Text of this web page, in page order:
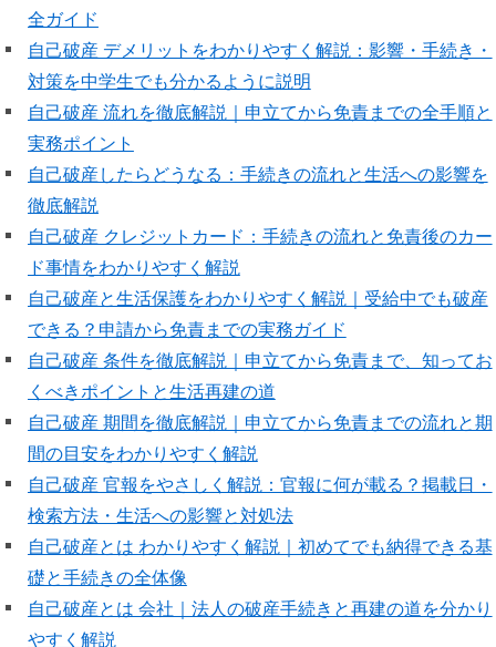
全ガイド
自己破産 デメリットをわかりやすく解説：影響・手続き・
対策を中学生でも分かるように説明
自己破産 流れを徹底解説｜申立てから免責までの全手順と
実務ポイント
自己破産したらどうなる：手続きの流れと生活への影響を
徹底解説
自己破産 クレジットカード：手続きの流れと免責後のカー
ド事情をわかりやすく解説
自己破産と生活保護をわかりやすく解説｜受給中でも破産
できる？申請から免責までの実務ガイド
自己破産 条件を徹底解説｜申立てから免責まで、知ってお
くべきポイントと生活再建の道
自己破産 期間を徹底解説｜申立てから免責までの流れと期
間の目安をわかりやすく解説
自己破産 官報をやさしく解説：官報に何が載る？掲載日・
検索方法・生活への影響と対処法
自己破産とは わかりやすく解説｜初めてでも納得できる基
礎と手続きの全体像
自己破産とは 会社｜法人の破産手続きと再建の道を分かり
やすく解説